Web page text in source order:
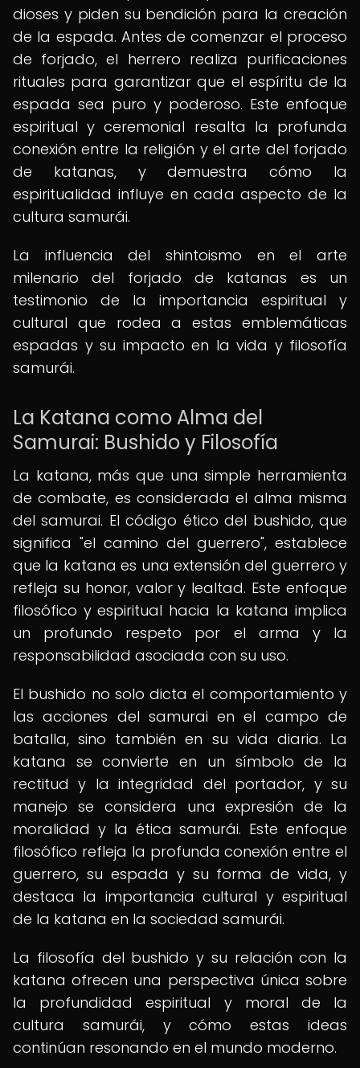
dioses y piden su bendición para la creación
de la espada. Antes de comenzar el proceso
de forjado, el herrero realiza purificaciones
rituales para garantizar que el espíritu de la
espada sea puro y poderoso. Este enfoque
espiritual y ceremonial resalta la profunda
conexión entre la religión y el arte del forjado
de katanas, y demuestra cómo la
espiritualidad influye en cada aspecto de la
cultura samurái.
La influencia del shintoismo en el arte
milenario del forjado de katanas es un
testimonio de la importancia espiritual y
cultural que rodea a estas emblemáticas
espadas y su impacto en la vida y filosofía
samurái.
La Katana como Alma del
Samurai: Bushido y Filosofía
La katana, más que una simple herramienta
de combate, es considerada el alma misma
del samurai. El código ético del bushido, que
significa "el camino del guerrero", establece
que la katana es una extensión del guerrero y
refleja su honor, valor y lealtad. Este enfoque
filosófico y espiritual hacia la katana implica
un profundo respeto por el arma y la
responsabilidad asociada con su uso.
El bushido no solo dicta el comportamiento y
las acciones del samurai en el campo de
batalla, sino también en su vida diaria. La
katana se convierte en un símbolo de la
rectitud y la integridad del portador, y su
manejo se considera una expresión de la
moralidad y la ética samurái. Este enfoque
filosófico refleja la profunda conexión entre el
guerrero, su espada y su forma de vida, y
destaca la importancia cultural y espiritual
de la katana en la sociedad samurái.
La filosofía del bushido y su relación con la
katana ofrecen una perspectiva única sobre
la profundidad espiritual y moral de la
cultura samurái, y cómo estas ideas
continúan resonando en el mundo moderno.